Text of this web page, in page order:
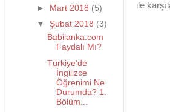
ile
► Mart 2018 (5)
▼ Şubat 2018 (3)
Babilanka.com
Faydalı Mı?
Türkiye'de
İngilizce
Öğrenimi Ne
Durumda? 1.
Bölüm...